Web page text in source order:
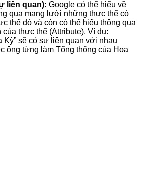
liên quan): Google có thể hiểu về
qua mạng lưới những thực thể có
thể đó và còn có thể hiểu thông qua
của thực thể (Attribute). Ví dụ:
Kỳ” sẽ có sự liên quan với nhau
ông từng làm Tổng thống của Hoa